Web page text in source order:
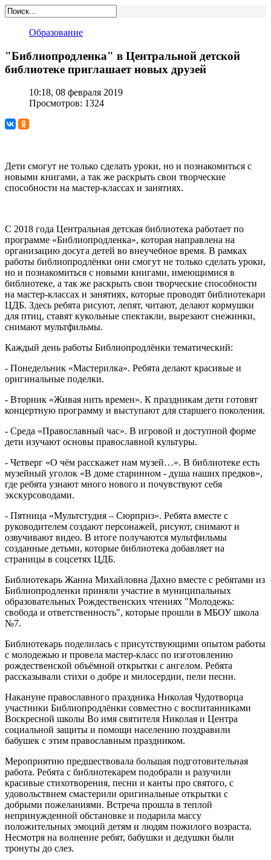
Образование
"Библиопродленка" в Центральной детской
библиотеке приглашает новых друзей
10:18, 08 февраля 2019
Просмотров: 1324
Дети смогут не только сделать уроки, но и познакомиться с
новыми книгами, а так же раскрыть свои творческие
способности на мастер-классах и занятиях.
С 2018 года Центральная детская библиотека работает по
программе «Библиопродленка», которая направлена на
организацию досуга детей во внеучебное время. В рамках
работы библиопродлёнки они смогут не только сделать уроки,
но и познакомиться с новыми книгами, имеющимися в
библиотеке, а так же раскрыть свои творческие способности
на мастер-классах и занятиях, которые проводят библиотекари
ЦДБ. Здесь ребята рисуют, лепят, читают, делают кормушки
для птиц, ставят кукольные спектакли, вырезают снежинки,
снимают мультфильмы.
Каждый день работы Библиопродлёнки тематический:
- Понедельник «Мастерилка». Ребята делают красивые и
оригинальные поделки.
- Вторник «Живая нить времен». К праздникам дети готовят
концертную программу и выступают для старшего поколения.
- Среда «Православный час». В игровой и доступной форме
дети изучают основы православной культуры.
- Четверг «О чём расскажет нам музей…». В библиотеке есть
музейный уголок «В доме старинном - душа наших предков»,
где ребята узнают много нового и почувствуют себя
экскурсоводами.
- Пятница «Мультстудия – Сюрприз». Ребята вместе с
руководителем создают персонажей, рисуют, снимают и
озвучивают видео. В итоге получаются мультфильмы
созданные детьми, которые библиотека добавляет на
страницы в соцсетях ЦДБ.
Библиотекарь Жанна Михайловна Дахно вместе с ребятами из
Библиопродленки приняли участие в муниципальных
образовательных Рождественских чтениях "Молодежь:
свобода и ответственность", которые прошли в МБОУ школа
№7.
Библиотекарь поделилась с присутствующими опытом работы
с молодежью и провела мастер-класс по изготовлению
рождественской объёмной открытки с ангелом. Ребята
рассказывали стихи о добре и милосердии, пели песни.
Накануне православного праздника Николая Чудотворца
участники Библиопродлёнки совместно с воспитанниками
Воскресной школы Во имя святителя Николая и Центра
социальной защиты и помощи населению поздравили
бабушек с этим православным праздником.
Мероприятию предшествовала большая подготовительная
работа. Ребята с библиотекарем подобрали и разучили
красивые стихотворения, песни и канты про святого, с
удовольствием смастерили оригинальные открытки с
добрыми пожеланиями. Встреча прошла в теплой
непринужденной обстановке и подарила массу
положительных эмоций детям и людям пожилого возраста.
Несмотря на волнение ребят, бабушки и дедушки были
тронуты до слез.